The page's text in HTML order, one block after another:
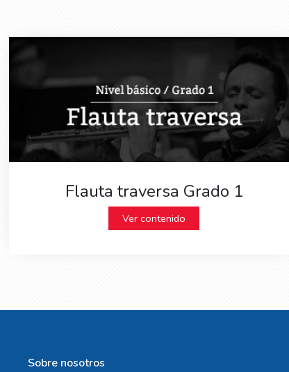
Flauta traversa Grado 1
Ver contenido
Sobre nosotros